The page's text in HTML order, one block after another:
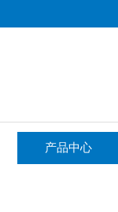
产品中心